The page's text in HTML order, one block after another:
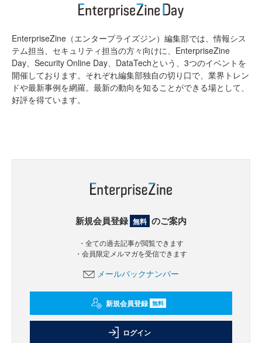
EnterpriseZine（エンタープライズジン）編集部では、情報シス
テム担当、セキュリティ担当の方々向けに、EnterpriseZine
Day、Security Online Day、DataTechという、3つのイベントを
開催しております。それぞれ編集部独自の切り口で、業界トレン
ドや最新事例を網羅。最新の動向を知ることができる場として、
好評を得ています。
新規会員登録 無料 のご案内
・全ての過去記事が閲覧できます
・会員限定メルマガを受信できます
メールバックナンバー
新規会員登録 無料
ログイン